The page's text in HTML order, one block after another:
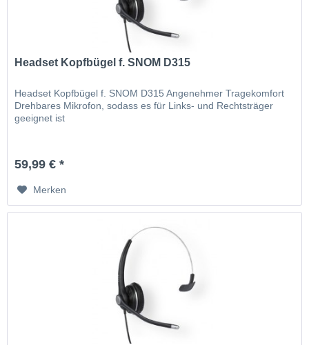
Headset Kopfbügel f. SNOM D315
Headset Kopfbügel f. SNOM D315 Angenehmer Tragekomfort
Drehbares Mikrofon, sodass es für Links- und Rechtsträger
geeignet ist
59,99 € *
Merken